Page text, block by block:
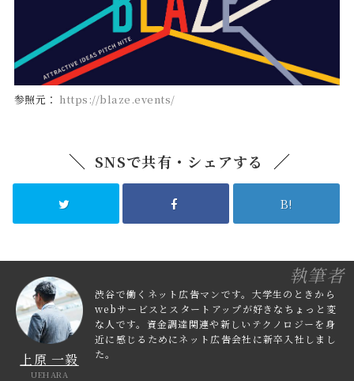
参照元： https://blaze.events/
SNSで共有・シェアする
B!
上原 一毅
UEHARA
渋谷で働くネット広告マンです。大学生のときから
webサービスとスタートアップが好きなちょっと変
な人です。資金調達関連や新しいテクノロジーを身
近に感じるためにネット広告会社に新卒入社しまし
た。
執筆者